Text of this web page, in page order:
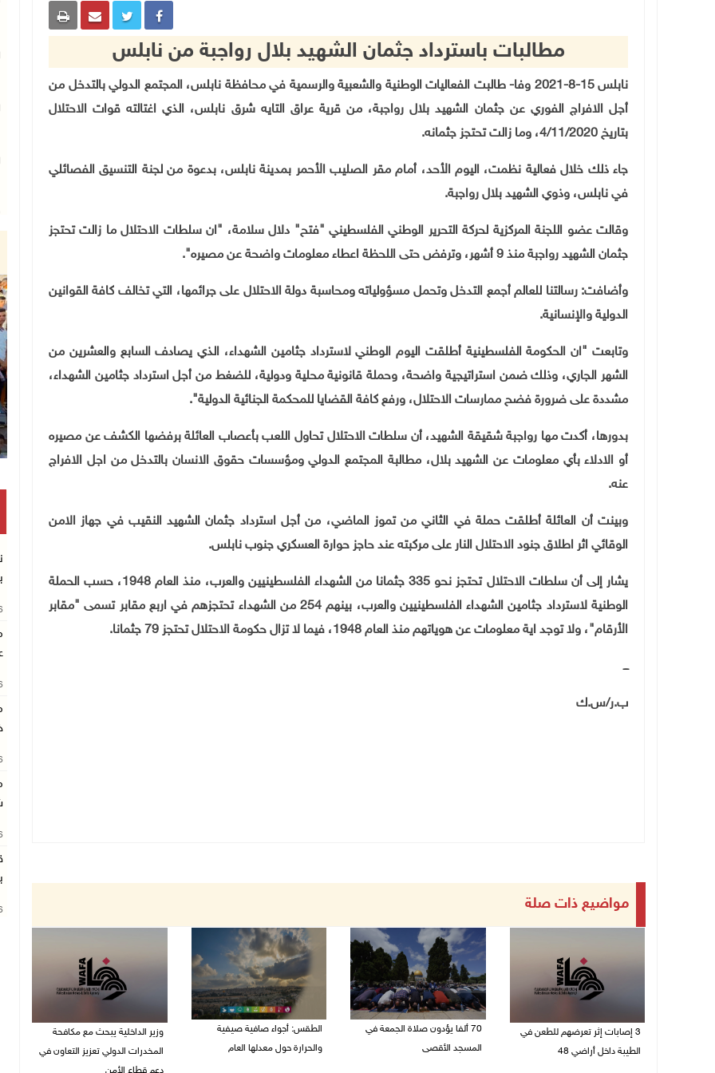
مطالبات باسترداد جثمان الشهيد بلال رواجبة من نابلس
نابلس 15-8-2021 وفا- طالبت الفعاليات الوطنية والشعبية والرسمية في محافظة نابلس، المجتمع الدولي بالتدخل من
أجل الافراج الفوري عن جثمان الشهيد بلال رواجبة، من قرية عراق التايه شرق نابلس، الذي اغتالته قوات الاحتلال
بتاريخ 4/11/2020، وما زالت تحتجز جثمانه
.
جاء ذلك خلال فعالية نظمت، اليوم الأحد، أمام مقر الصليب الأحمر بمدينة نابلس، بدعوة من لجنة التنسيق الفصائلي
في نابلس، وذوي الشهيد بلال رواجبة.
وقالت عضو اللجنة المركزية لحركة التحرير الوطني الفلسطيني "فتح" دلال سلامة، "ان سلطات الاحتلال ما زالت تحتجز
جثمان الشهيد رواجبة منذ 9 أشهر، وترفض حتى اللحظة اعطاء معلومات واضحة عن مصيره
"
.
وأضافت: رسالتنا للعالم أجمع التدخل وتحمل مسؤولياته ومحاسبة دولة الاحتلال على جرائمها، التي تخالف كافة القوانين
الدولية والإنسانية.
وتابعت "ان الحكومة الفلسطينية أطلقت اليوم الوطني لاسترداد جثامين الشهداء، الذي يصادف السابع والعشرين من
الشهر الجاري، وذلك ضمن استراتيجية واضحة، وحملة قانونية محلية ودولية، للضغط من أجل استرداد جثامين الشهداء،
مشددة على ضرورة فضح ممارسات الاحتلال، ورفع كافة القضايا للمحكمة الجنائية الدولية".
بدورها، أكدت مها رواجبة شقيقة الشهيد، أن سلطات الاحتلال تحاول اللعب بأعصاب العائلة برفضها الكشف عن مصيره
أو الادلاء بأي معلومات عن الشهيد بلال، مطالبة المجتمع الدولي ومؤسسات حقوق الانسان بالتدخل من اجل الافراج
عنه.
وبينت أن العائلة أطلقت حملة في الثاني من تموز الماضي، من أجل استرداد جثمان الشهيد النقيب في جهاز الامن
الوقائي اثر اطلاق جنود الاحتلال النار على مركبته عند حاجز حوارة العسكري جنوب نابلس.
يشار إلى أن سلطات الاحتلال تحتجز نحو 335 جثمانا من الشهداء الفلسطينيين والعرب، منذ العام 1948، حسب الحملة
الوطنية لاسترداد جثامين الشهداء الفلسطينيين والعرب، بينهم254من الشهداء تحتجزهم في اربع مقابر تسمى "مقابر
الأرقام"، ولا توجد اية معلومات عن هوياتهم منذ العام 1948، فيما لا تزال حكومة الاحتلال تحتجز 79 جثمانا.
ـــ
ب.ر/س.ك
مواضيع ذات صلة
3 إصابات إثر تعرضهم للطعن في
الطيبة داخل أراضي 48
70 ألفا يؤدون صلاة الجمعة في
المسجد الأقصى
الطقس: أجواء صافية صيفية
والحرارة حول معدلها العام
وزير الداخلية يبحث مع مكافحة
المخدرات الدولي تعزيز التعاون في
دعم قطاع الأمن